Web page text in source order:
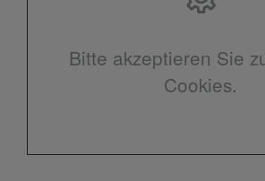
Bitte akzeptieren Sie
Cookies.